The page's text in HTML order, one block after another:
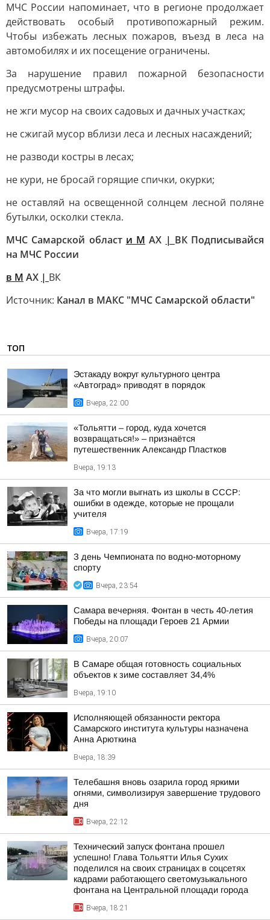
МЧС России напоминает, что в регионе продолжает
действовать особый противопожарный режим.
Чтобы избежать лесных пожаров, въезд в леса на
автомобилях и их посещение ограничены.
За нарушение правил пожарной безопасности
предусмотрены штрафы.
не жги мусор на своих садовых и дачных участках;
не сжигай мусор вблизи леса и лесных насаждений;
не разводи костры в лесах;
не кури, не бросай горящие спички, окурки;
не оставляй на освещенной солнцем лесной поляне
бутылки, осколки стекла.
МЧС Самарской област и M AX | ВК Подписывайся
на МЧС России
в M AX | ВК
Источник: Канал в МАКС "МЧС Самарской области"
ТОП
Эстакаду вокруг культурного центра
«Автоград» приводят в порядок
Вчера, 22:00
«Тольятти – город, куда хочется
возвращаться!» – признаётся
путешественник Александр Пластков
Вчера, 19:13
За что могли выгнать из школы в СССР:
ошибки в одежде, которые не прощали
учителя
Вчера, 17:19
З день Чемпионата по водно-моторному
спорту
Вчера, 23:54
Самара вечерняя. Фонтан в честь 40-летия
Победы на площади Героев 21 Армии
Вчера, 20:07
В Самаре общая готовность социальных
объектов к зиме составляет 34,4%
Вчера, 19:10
Исполняющей обязанности ректора
Самарского института культуры назначена
Анна Арюткина
Вчера, 18:39
Телебашня вновь озарила город яркими
огнями, символизируя завершение трудового
дня
Вчера, 22:12
Технический запуск фонтана прошел
успешно! Глава Тольятти Илья Сухих
поделился на своих страницах в соцсетях
кадрами работающего светомузыкального
фонтана на Центральной площади города
Вчера, 18:21